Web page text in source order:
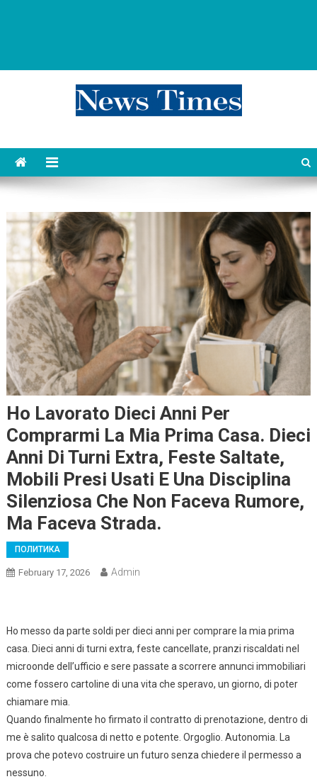
Ho Lavorato Dieci Anni Per
Comprarmi La Mia Prima Casa. Dieci
Anni Di Turni Extra, Feste Saltate,
Mobili Presi Usati E Una Disciplina
Silenziosa Che Non Faceva Rumore,
Ma Faceva Strada.
ПОЛИТИКА
February 17, 2026 Admin
Ho messo da parte soldi per dieci anni per comprare la mia prima
casa. Dieci anni di turni extra, feste cancellate, pranzi riscaldati nel
microonde dell’ufficio e sere passate a scorrere annunci immobiliari
come fossero cartoline di una vita che speravo, un giorno, di poter
chiamare mia.
Quando finalmente ho firmato il contratto di prenotazione, dentro di
me è salito qualcosa di netto e potente. Orgoglio. Autonomia. La
prova che potevo costruire un futuro senza chiedere il permesso a
nessuno.